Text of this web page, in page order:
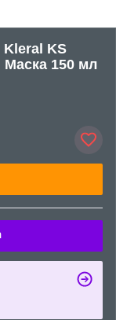
Kleral KS
150 мл